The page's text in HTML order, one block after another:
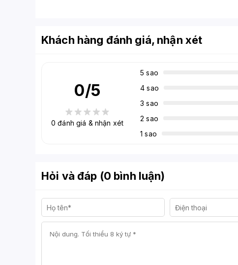
Khách hàng đánh giá, nhận xét
0/5
0 đánh giá & nhận xét
5 sao
4 sao
3 sao
2 sao
1 sao
Hỏi và đáp (0 bình luận)